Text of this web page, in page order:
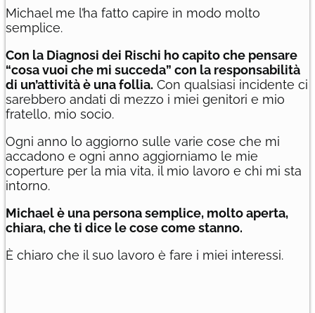
Michael me l’ha fatto capire in modo molto
semplice.
Con la Diagnosi dei Rischi ho capito che pensare
“cosa vuoi che mi succeda” con la responsabilità
di un’attività è una follia. Con qualsiasi incidente ci
sarebbero andati di mezzo i miei genitori e mio
fratello, mio socio.
Ogni anno lo aggiorno sulle varie cose che mi
accadono e ogni anno aggiorniamo le mie
coperture per la mia vita, il mio lavoro e chi mi sta
intorno.
Michael è una persona semplice, molto aperta,
chiara, che ti dice le cose come stanno.
È chiaro che il suo lavoro è fare i miei interessi.